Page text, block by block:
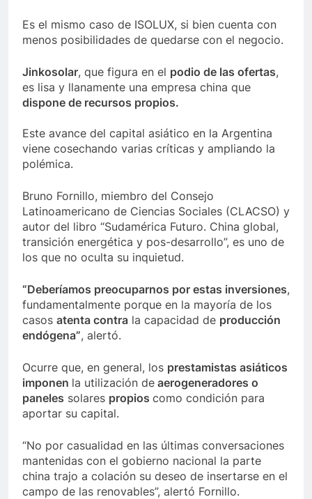
Es el mismo caso de ISOLUX, si bien cuenta con
menos posibilidades de quedarse con el negocio.
Jinkosolar, que figura en el podio de las ofertas,
es lisa y llanamente una empresa china que
dispone de recursos propios.
Este avance del capital asiático en la Argentina
viene cosechando varias críticas y ampliando la
polémica.
Bruno Fornillo, miembro del Consejo
Latinoamericano de Ciencias Sociales (CLACSO) y
autor del libro “Sudamérica Futuro. China global,
transición energética y pos-desarrollo”, es uno de
los que no oculta su inquietud.
“Deberíamos preocuparnos por estas inversiones,
fundamentalmente porque en la mayoría de los
casos atenta contra la capacidad de producción
endógena”, alertó.
Ocurre que, en general, los prestamistas asiáticos
imponen la utilización de aerogeneradores o
paneles solares propios como condición para
aportar su capital.
“No por casualidad en las últimas conversaciones
mantenidas con el gobierno nacional la parte
china trajo a colación su deseo de insertarse en el
campo de las renovables”, alertó Fornillo.